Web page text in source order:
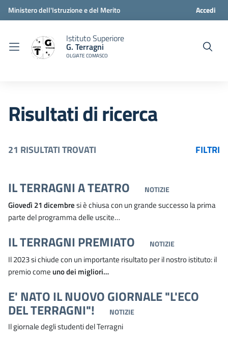
Ministero dell'Istruzione e del Merito Accedi
Istituto Superiore
G. Terragni
OLGIATE COMASCO
Risultati di ricerca
21 RISULTATI TROVATI FILTRI
IL TERRAGNI A TEATRO NOTIZIE
Giovedì 21 dicembresi è chiusa con un grande successo la prima
parte del programma delle uscite…
IL TERRAGNI PREMIATO NOTIZIE
Il 2023 si chiude con un importante risultato per il nostro istituto: il
premio come uno dei migliori…
E' NATO IL NUOVO GIORNALE "L'ECO
DEL TERRAGNI"! NOTIZIE
Il giornale degli studenti del Terragni